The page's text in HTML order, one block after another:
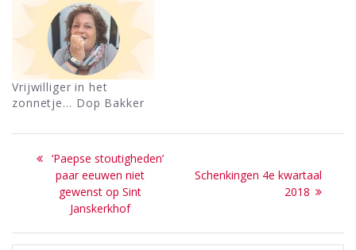
Vrijwilliger in het
zonnetje… Dop Bakker
Bericht
navigatie
Previous
post:
‘Paepse stoutigheden’
paar eeuwen niet
gewenst op Sint
Janskerkhof
Next
Schenkingen 4e kwartaal
2018